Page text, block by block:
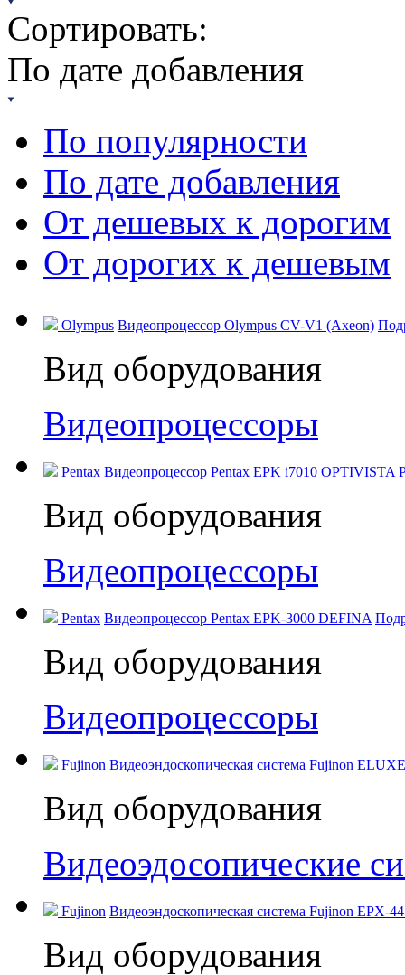
Сортировать:
По дате добавления
По популярности
По дате добавления
От дешевых к дорогим
От дорогих к дешевым
Olympus Видеопроцессор Olympus CV-V1 (Axeon)
Вид оборудования
Видеопроцессоры
Pentax Видеопроцессор Pentax EPK i7010 OPTIVISTA
Вид оборудования
Видеопроцессоры
Pentax Видеопроцессор Pentax EPK‑3000 DEFINA
Вид оборудования
Видеопроцессоры
Fujinon Видеоэндоскопическая система Fujinon
Вид оборудования
Видеоэдосопические
Fujinon Видеоэндоскопическая система Fujinon EPX-
Вид оборудования